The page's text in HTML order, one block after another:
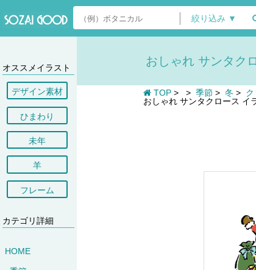
絞り込み ▼
オススメイラスト
デザイン素材
ひまわり
未年
羊
フレーム
カテゴリ詳細
HOME
おしゃれ サンタク
TOP > > 季節 > 冬 > ク
おしゃれ サンタクロース イ